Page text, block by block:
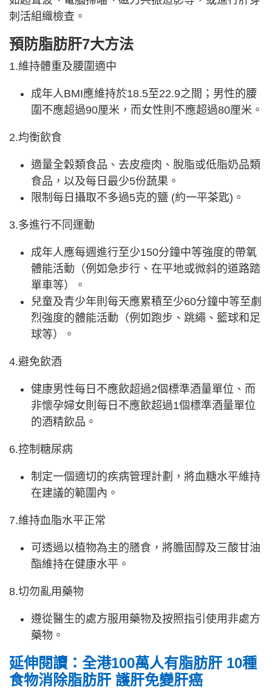
刺活組織檢查。
預防脂肪肝7大方法
1.維持體重及腰圍適中
成年人BMI應維持於18.5至22.9之間；男性的腰
圍不應超過90厘米，而女性則不應超過80厘米。
2.均衡飲食
適量全穀類食品、去皮瘦肉、脫脂或低脂奶品類
食品，以及每日最少5份蔬果。
限制每日攝取不多過5克的鹽 (約一平茶匙)。
3.多進行不同運動
成年人應每週進行至少150分鐘中等強度的帶氧
體能活動（例如急步行、在平地或微斜的道路踏
單車等）。
兒童及青少年則每天應累積至少60分鐘中等至劇
烈強度的體能活動（例如跑步、跳繩、籃球和足
球等）。
4.避免飲酒
健康男性每日不應飲超過2個標準酒量單位、而
非懷孕婦女則每日不應飲超過1個標準酒量單位
的酒精飲品。
6.控制糖尿病
制定一個適切的疾病管理計劃，將血糖水平維持
在建議的範圍內。
7.維持血脂水平正常
可透過以植物為主的膳食，將膽固醇及三酸甘油
酯維持在健康水平。
8.切勿亂用藥物
遵從醫生的處方服用藥物及按照指引使用非處方
藥物。
延伸閱讀：全港100萬人有脂肪肝 10種
食物消除脂肪肝 護肝免變肝癌